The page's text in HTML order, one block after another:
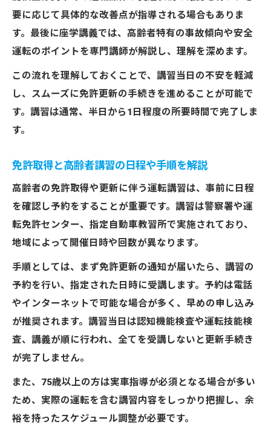
要に応じて具体的な改善点が指導される場合もありま
す。最後に座学講義では、高齢者特有の事故傾向や安全
運転のポイントを専門講師が解説し、理解を深めます。
この流れを理解しておくことで、講習当日の不安を軽減
し、スムーズに免許更新の手続きを進めることが可能で
す。講習は通常、半日から1日程度の所要時間で完了しま
す。
免許取得と高齢者講習の日程や手順を解説
高齢者の免許取得や更新に伴う運転講習は、事前に日程
を確認し予約をすることが重要です。講習は警察署や運
転免許センター、指定自動車教習所で実施されており、
地域によって開催日時や回数が異なります。
手順としては、まず免許更新の通知が届いたら、講習の
予約を行い、指定された日時に受講します。予約は電話
やインターネットで可能な場合が多く、早めの申し込み
が推奨されます。講習当日は認知機能検査や運転技能検
査、講義が順に行われ、全てを受講しないと更新手続き
が完了しません。
また、75歳以上の方は実車指導が必須となる場合が多い
ため、実際の運転を含む講習内容をしっかり把握し、余
裕を持ったスケジュール調整が必要です。